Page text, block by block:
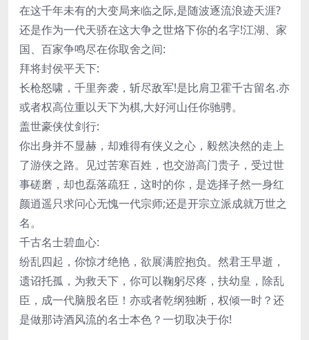
在这千年未有的大变局来临之际,是随波逐流浪迹天涯?
还是作为一代天骄在这大争之世烙下你的名字!江湖、家
国、百家争鸣尽在你取舍之间:
拜将封侯平天下:
长枪怒啸，千里奔袭，斩尽敌军!是比肩卫霍千古留名.亦
或者权高位重以天下为棋,大好河山任你驰骋。
盖世豪侠仗剑行:
你出身并不显赫，却难得有侠义之心，毅然决然的走上
了游侠之路。见过苦寒百姓，也交游高门贵子，受过世
事磋磨，却也磊落疏狂，这时的你，是选择子然一身红
颜逍遥只求问心无愧一代宗师;还是开宗立派成就万世之
名。
千古名士碧血心:
纷乱四起，你惊才绝艳，欲展满腔抱负。然君王早逝，
遗诏托孤，为救天下，你可以鞠躬尽疼，扶幼皇，除乱
臣，成一代脑股名臣！亦或者乾纲独断，权倾一时？还
是做那诗酒风流的名士本色？一切取决于你!